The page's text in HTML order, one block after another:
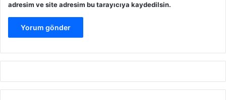
adresim ve site adresim bu tarayıcıya kaydedilsin.